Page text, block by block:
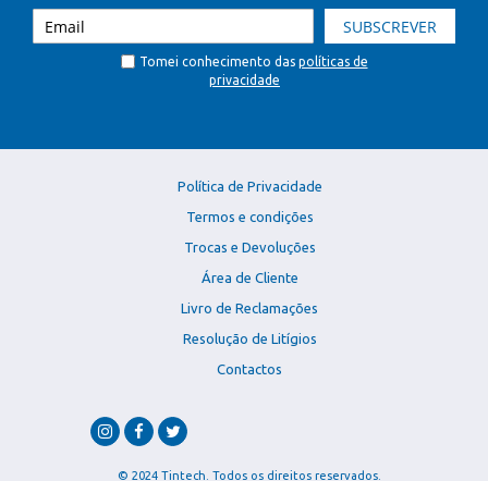
SUBSCREVER
Tomei conhecimento das políticas de
privacidade
Política de Privacidade
Termos e condições
Trocas e Devoluções
Área de Cliente
Livro de Reclamações
Resolução de Litígios
Contactos
© 2024 Tintech. Todos os direitos reservados.